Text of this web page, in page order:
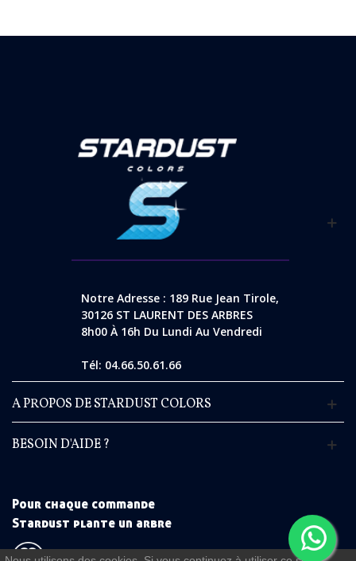
Notre Adresse : 189 Rue Jean Tirole,
30126 ST LAURENT DES ARBRES
8h00 À 16h Du Lundi Au Vendredi
Tél: 04.66.50.61.66
A PROPOS DE STARDUST COLORS
BESOIN D'AIDE ?
Pour chaque commande
Stardust plante un arbre